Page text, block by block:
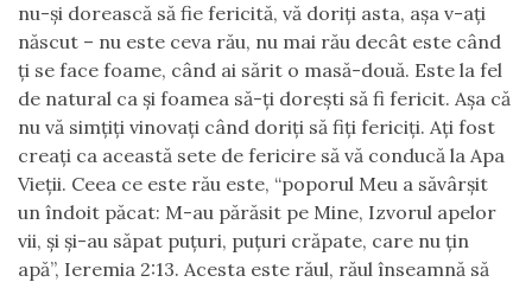
nu-şi dorească să fie fericită, vă doriţi asta, aşa v-aţi
născut – nu este ceva rău, nu mai rău decât este când
ţi se face foame, când ai sărit o masă-două. Este la fel
de natural ca şi foamea să-ţi doreşti să fi fericit. Aşa că
nu vă simţiţi vinovaţi când doriţi să fiţi fericiţi. Aţi fost
creaţi ca această sete de fericire să vă conducă la Apa
Vieţii. Ceea ce este rău este, “poporul Meu a săvârşit
un îndoit păcat: M-au părăsit pe Mine, Izvorul apelor
vii, şi şi-au săpat puţuri, puţuri crăpate, care nu ţin
apă”, Ieremia 2:13. Acesta este răul, răul înseamnă să